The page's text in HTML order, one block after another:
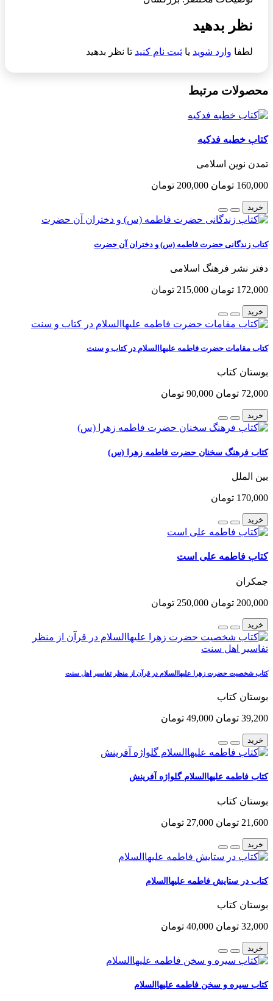
نظر بدهید
لطفا وارد شوید یا ثبت نام کنید تا نظر بدهید
محصولات مرتبط
کتاب خطبه فدکیه
تمدن نوین اسلامی
160,000 تومان 200,000 تومان
خرید
کتاب زندگانی حضرت فاطمه (س) و دختران آن حضرت
دفتر نشر فرهنگ اسلامی
172,000 تومان 215,000 تومان
خرید
کتاب مقامات حضرت فاطمه علیهاالسلام در کتاب و سنت
بوستان کتاب
72,000 تومان 90,000 تومان
خرید
کتاب فرهنگ سخنان حضرت فاطمه زهرا (س)
بین الملل
170,000 تومان
خرید
کتاب فاطمه علی است
جمکران
200,000 تومان 250,000 تومان
خرید
کتاب شخصیت حضرت زهرا علیهاالسلام در قرآن از منظر تفاسیر اهل سنت
بوستان کتاب
39,200 تومان 49,000 تومان
خرید
کتاب فاطمه علیهاالسلام گلواژه آفرینش
بوستان کتاب
21,600 تومان 27,000 تومان
خرید
کتاب در ستایش فاطمه علیهاالسلام
بوستان کتاب
32,000 تومان 40,000 تومان
خرید
کتاب سیره و سخن فاطمه علیهاالسلام